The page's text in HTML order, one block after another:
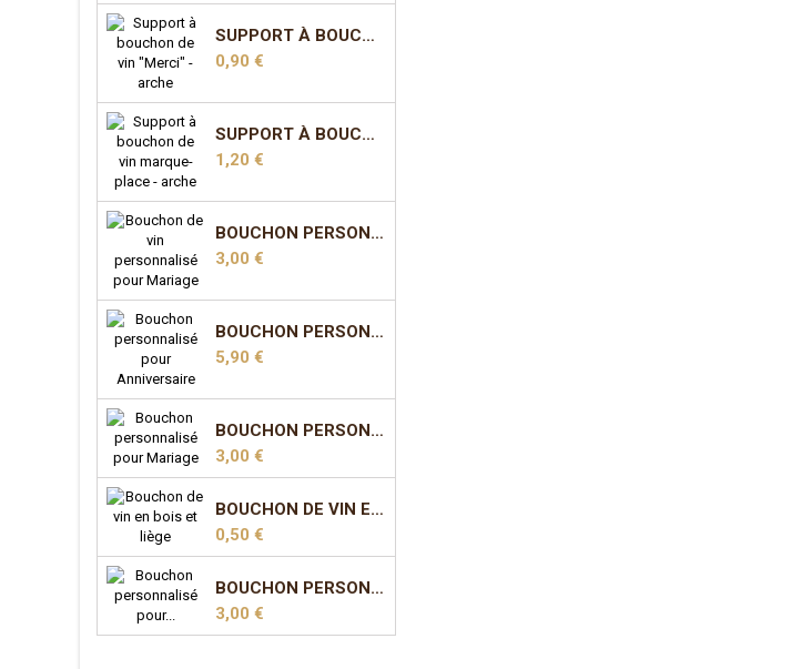
SUPPORT À BOUCHON "MERCI" - ARCHE
Prix
0,90 €
SUPPORT À BOUCHON MARQUE-PLACE - ARCHE
Prix
1,20 €
BOUCHON PERSONNALISÉ POUR MARIAGE - MODÈLE 1
Prix
3,00 €
BOUCHON PERSONNALISÉ POUR ANNIVERSAIRE - MODÈLE 2
Prix
5,90 €
BOUCHON PERSONNALISÉ POUR MARIAGE - MODÈLE 5
Prix
3,00 €
BOUCHON DE VIN EN BOIS ET LIÈGE
Prix
0,50 €
BOUCHON PERSONNALISÉ POUR MARIAGE - MODÈLE 7
Prix
3,00 €